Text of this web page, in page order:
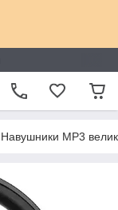
Навушники MP3